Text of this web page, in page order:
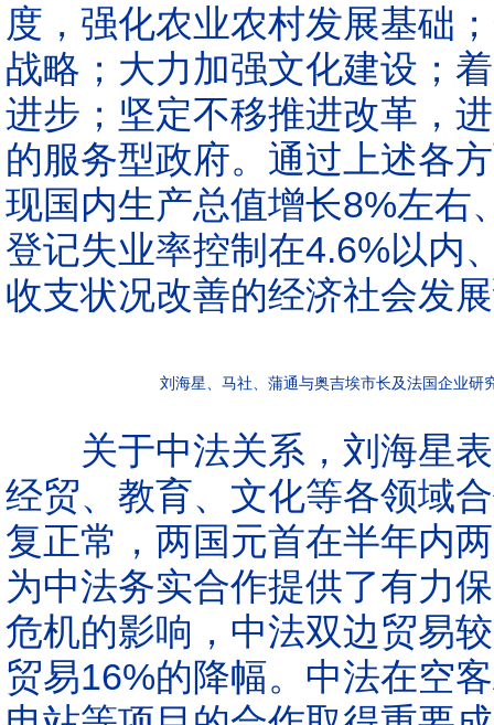
度，强化农业农村发展基础
战略；大力加强文化建设；
进步；坚定不移推进改革，
的服务型政府。通过上述各
现国内生产总值增长8%左右
登记失业率控制在4.6%以内
收支状况改善的经济社会发
刘海星、马社、蒲通与奥吉埃市长及法国企业研
关于中法关系，刘海星表
经贸、教育、文化等各领域
复正常，两国元首在半年内
为中法务实合作提供了有力
危机的影响，中法双边贸易
贸易16%的降幅。中法在空